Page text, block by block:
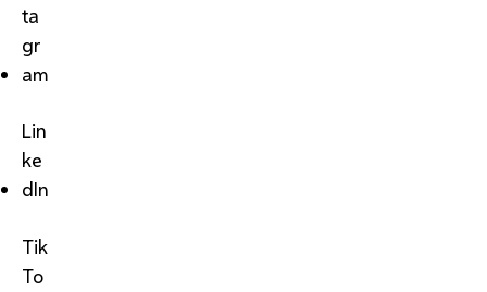
ta
gr
am
Lin
ke
dIn
Tik
To